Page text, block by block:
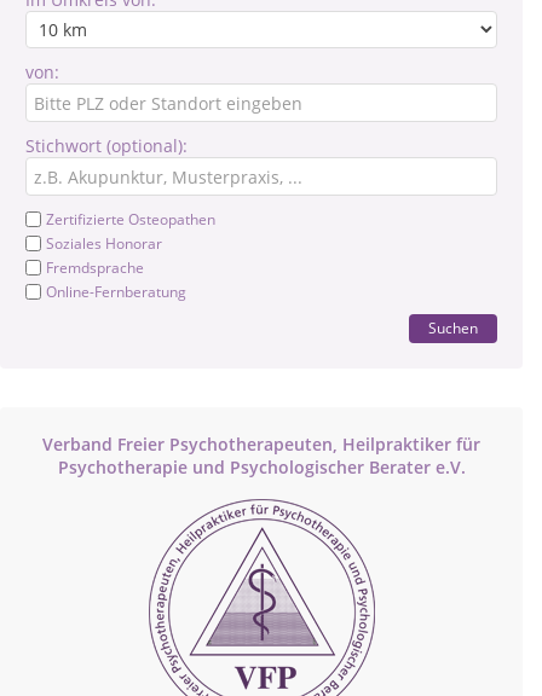
von:
Stichwort (optional):
Zertifizierte Osteopathen
Soziales Honorar
Fremdsprache
Online-Fernberatung
Suchen
Verband Freier Psychotherapeuten, Heilpraktiker für
Psychotherapie und Psychologischer Berater e.V.